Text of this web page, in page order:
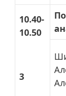
10.40-
10.50
3